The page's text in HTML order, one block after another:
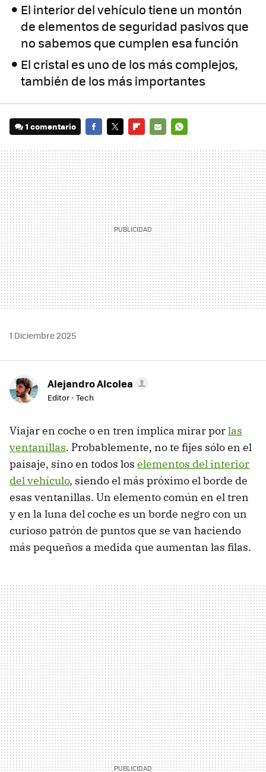
El interior del vehículo tiene un montón
de elementos de seguridad pasivos que
no sabemos que cumplen esa función
El cristal es uno de los más complejos,
también de los más importantes
1 comentario
MAIL
1 Diciembre 2025
Alejandro Alcolea
Editor - Tech
Viajar en coche o en tren implica mirar porlas
ventanillas. Probablemente, no te fijes sólo en el
paisaje, sino en todos los elementos del interior
del vehículo, siendo el más próximo el borde de
esas ventanillas. Un elemento común en el tren
y en la luna del coche es un borde negro con un
curioso patrón de puntos que se van haciendo
más pequeños a medida que aumentan las filas.